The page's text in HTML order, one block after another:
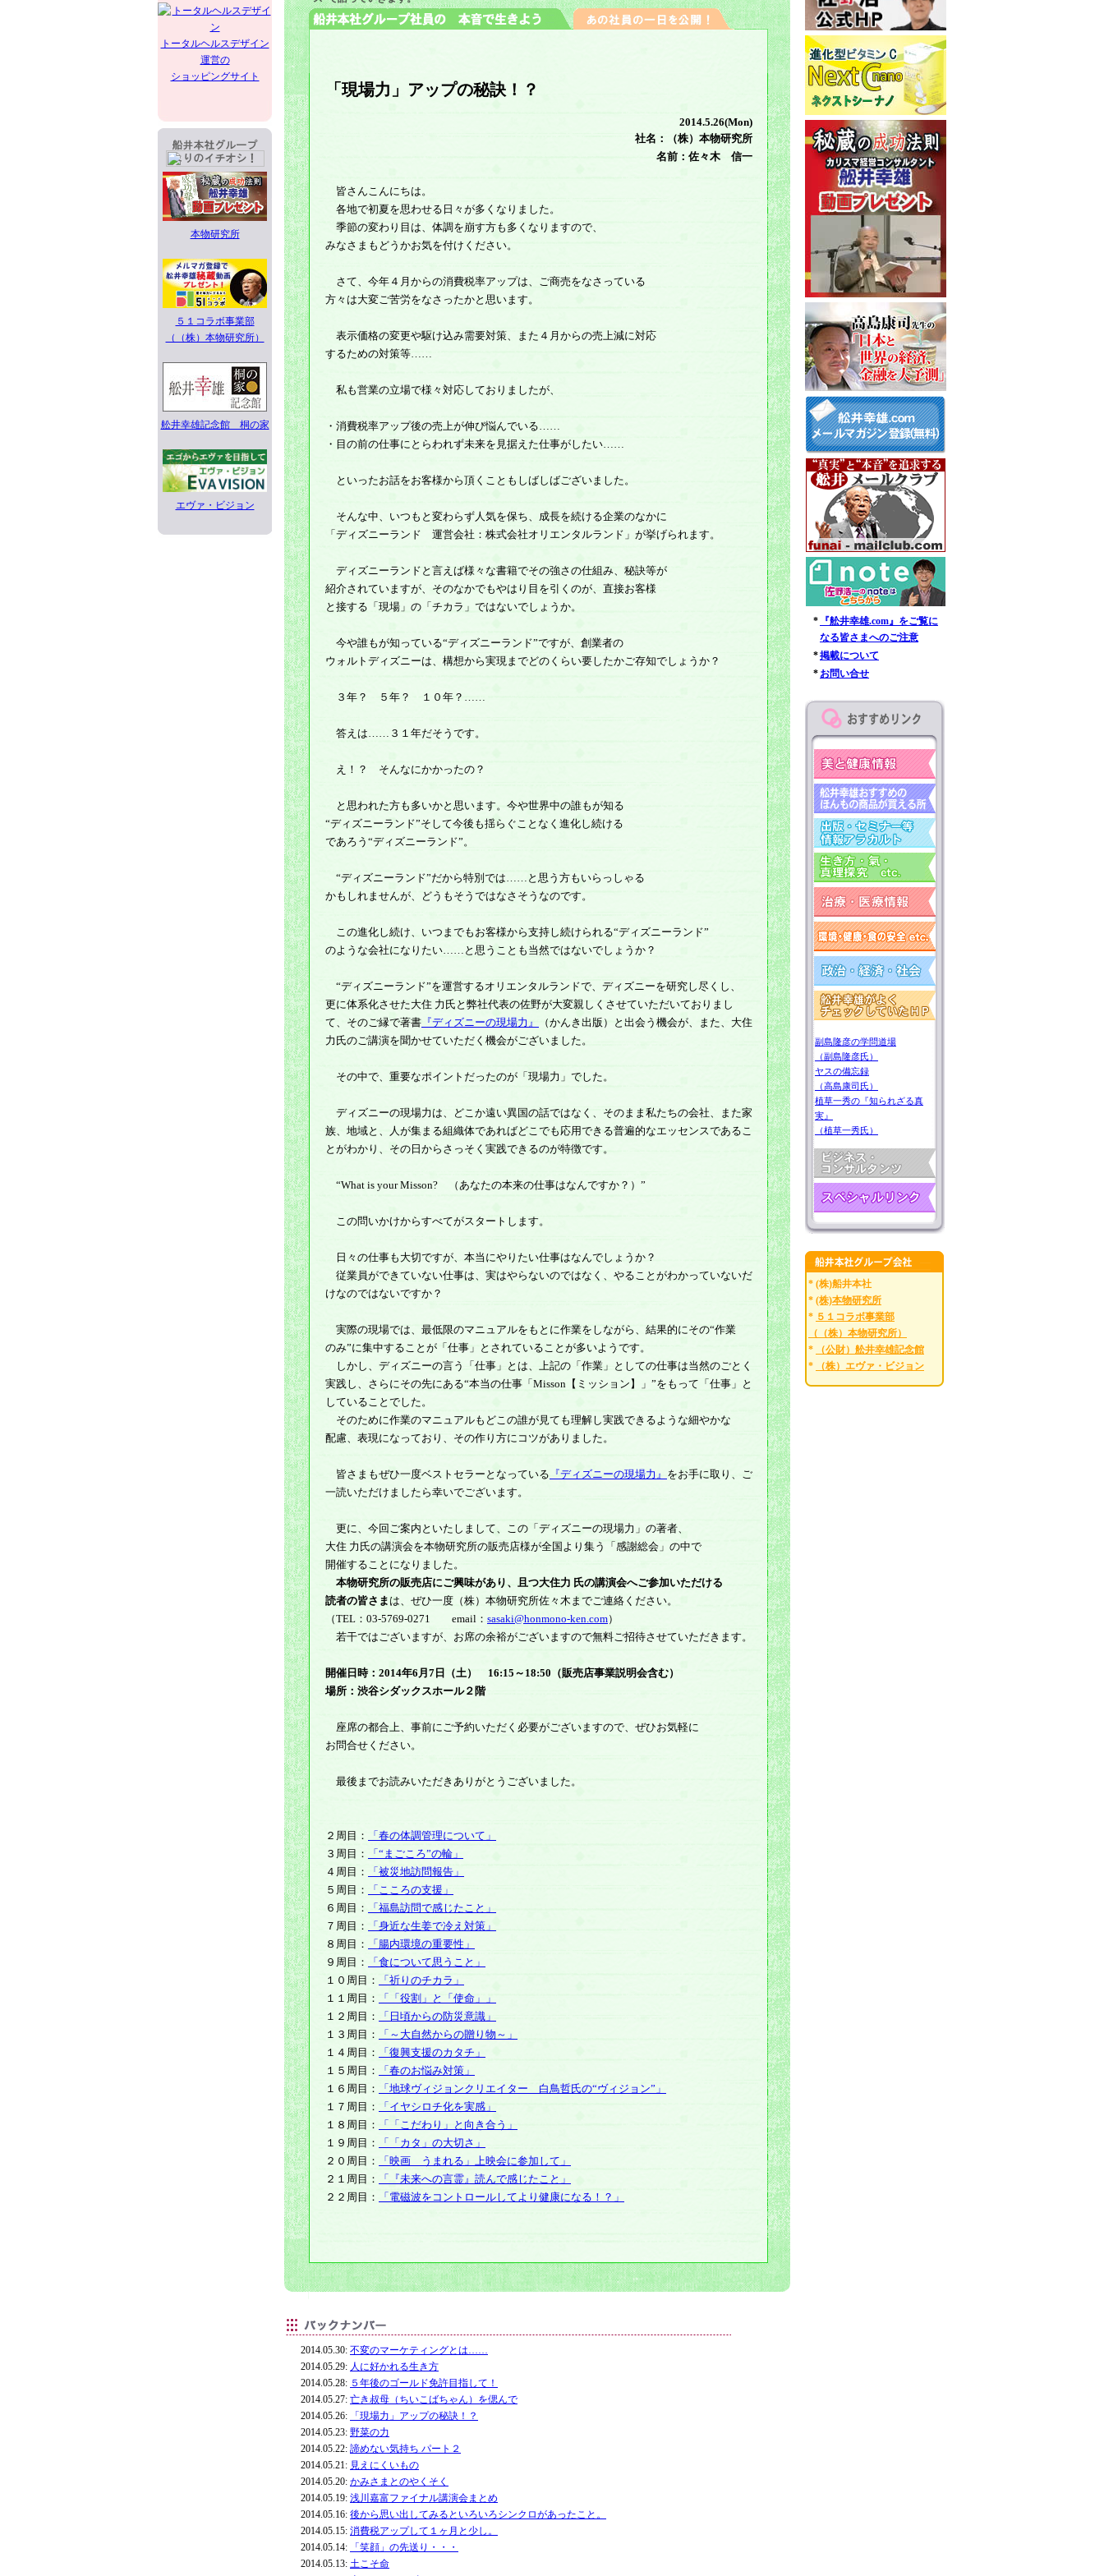
トータルヘルスデザイン
運営の
ショッピングサイト
本物研究所
５１コラボ事業部
（（株）本物研究所）
舩井幸雄記念館 桐の家
エヴァ・ビジョン
「現場力」アップの秘訣！？
2014.5.26(Mon)
社名：（株）本物研究所
名前：佐々木 信一
皆さんこんにちは。
各地で初夏を思わせる日々が多くなりました。
季節の変わり目は、体調を崩す方も多くなりますので、
みなさまもどうかお気を付けください。
さて、今年４月からの消費税率アップは、ご商売をなさっている
方々は大変ご苦労をなさったかと思います。
表示価格の変更や駆け込み需要対策、また４月からの売上減に対応
するための対策等……
私も営業の立場で様々対応しておりましたが、
・消費税率アップ後の売上が伸び悩んでいる……
・目の前の仕事にとらわれず未来を見据えた仕事がしたい……
といったお話をお客様から頂くこともしばしばございました。
そんな中、いつもと変わらず人気を保ち、成長を続ける企業のなかに
「ディズニーランド 運営会社：株式会社オリエンタルランド」が挙げられます。
ディズニーランドと言えば様々な書籍でその強さの仕組み、秘訣等が
紹介されていますが、そのなかでもやはり目を引くのが、直接お客様
と接する「現場」の「チカラ」ではないでしょうか。
今や誰もが知っている“ディズニーランド”ですが、創業者の
ウォルトディズニーは、構想から実現までどのくらい要したかご存知でしょうか？
３年？ ５年？ １０年？……
答えは……３１年だそうです。
え！？ そんなにかかったの？
と思われた方も多いかと思います。今や世界中の誰もが知る
“ディズニーランド”そして今後も揺らぐことなく進化し続ける
であろう“ディズニーランド”。
“ディズニーランド”だから特別では……と思う方もいらっしゃる
かもしれませんが、どうもそうではなさそうなのです。
この進化し続け、いつまでもお客様から支持し続けられる“ディズニーランド”
のような会社になりたい……と思うことも当然ではないでしょうか？
“ディズニーランド”を運営するオリエンタルランドで、ディズニーを研究し尽くし、
更に体系化させた大住 力氏と弊社代表の佐野が大変親しくさせていただいておりまし
て、そのご縁で著書 『ディズニーの現場力』
（かんき出版）と出会う機会が、また、大住
力氏のご講演を聞かせていただく機会がございました。
その中で、重要なポイントだったのが「現場力」でした。
ディズニーの現場力は、どこか遠い異国の話ではなく、そのまま私たちの会社、また家
族、地域と、人が集まる組織体であればどこでも応用できる普遍的なエッセンスであるこ
とがわかり、その日からさっそく実践できるのが特徴です。
“What is your Misson? （あなたの本来の仕事はなんですか？）”
この問いかけからすべてがスタートします。
日々の仕事も大切ですが、本当にやりたい仕事はなんでしょうか？
従業員ができていない仕事は、実はやらないのではなく、やることがわかっていないだ
けなのではないですか？
実際の現場では、最低限のマニュアルをもとに作業をしながら、結果的にその“作業
のみ”に集中することが「仕事」とされていることが多いようです。
しかし、ディズニーの言う「仕事」とは、上記の「作業」としての仕事は当然のごとく
実践し、さらにその先にある“本当の仕事「Misson【ミッション】」”をもって「仕事」と
していることでした。
そのために作業のマニュアルもどこの誰が見ても理解し実践できるような細やかな
配慮、表現になっており、その作り方にコツがありました。
皆さまもぜひ一度ベストセラーとなっている 『ディズニーの現場力』 をお手に取り、ご
一読いただけましたら幸いでございます。
更に、今回ご案内といたしまして、この「ディズニーの現場力」の著者、
大住 力氏の講演会を本物研究所の販売店様が全国より集う「感謝総会」の中で
開催することになりました。
本物研究所の販売店にご興味があり、且つ大住力 氏の講演会へご参加いただける
読者の皆さま は、ぜひ一度（株）本物研究所佐々木までご連絡ください。
（TEL：03-5769-0271 email： sasaki@honmono-ken.com）
若干ではございますが、お席の余裕がございますので無料ご招待させていただきます。
開催日時：2014年6月7日（土） 16:15～18:50（販売店事業説明会含む）
場所：渋谷シダックスホール２階
座席の都合上、事前にご予約いただく必要がございますので、ぜひお気軽に
お問合せください。
最後までお読みいただきありがとうございました。
２周目：
「春の体調管理について」
３周目：
「“まごころ”の輪」
４周目：
「被災地訪問報告」
５周目：
「こころの支援」
６周目：
「福島訪問で感じたこと」
７周目：
「身近な生姜で冷え対策」
８周目：
「腸内環境の重要性」
９周目：
「食について思うこと」
１０周目：
「祈りのチカラ」
１１周目：
「「役割」と「使命」」
１２周目：
「日頃からの防災意識」
１３周目：
「～大自然からの贈り物～」
１４周目：
「復興支援のカタチ」
１５周目：
「春のお悩み対策」
１６周目：
「地球ヴィジョンクリエイター 白鳥哲氏の“ヴィジョン”」
１７周目：
「イヤシロチ化を実感」
１８周目：
「「こだわり」と向き合う」
１９周目：
「「カタ」の大切さ」
２０周目：
「映画 うまれる」上映会に参加して」
２１周目：
「『未来への言霊』読んで感じたこと」
２２周目：
「電磁波をコントロールしてより健康になる！？」
2014.05.30: 不変のマーケティングとは……
2014.05.29: 人に好かれる生き方
2014.05.28: ５年後のゴールド免許目指して！
2014.05.27: 亡き叔母（ちいこばちゃん）を偲んで
2014.05.26:
「現場力」アップの秘訣！？
2014.05.23: 野菜の力
2014.05.22: 諦めない気持ち パート２
2014.05.21: 見えにくいもの
2014.05.20: かみさまとのやくそく
2014.05.19: 浅川嘉富ファイナル講演会まとめ
2014.05.16: 後から思い出してみるといろいろシンクロがあったこと。
2014.05.15: 消費税アップして１ヶ月と少し。
2014.05.14:
「笑顔」の先送り・・・
2014.05.13: 土こそ命
*
『舩井幸雄.com』をご覧に
なる皆さまへのご注意
*掲載について
* お問い合せ
副島隆彦の学問道場
（副島隆彦氏）
ヤスの備忘録
（高島康司氏）
植草一秀の『知られざる真
実』
（植草一秀氏）
* (株)船井本社
* (株)本物研究所
* ５１コラボ事業部
（（株）本物研究所）
*
（公財）舩井幸雄記念館
*
（株）エヴァ・ビジョン